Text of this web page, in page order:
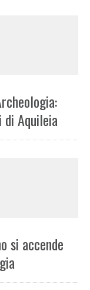
Aquileia
si accende